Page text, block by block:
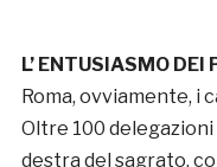
L’ ENTUSIASMO DEI
Roma, ovviamente, i
Oltre 100
destra del sagrato,